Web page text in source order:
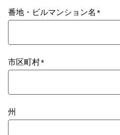
番地・ビルマンション名
市区町村
州